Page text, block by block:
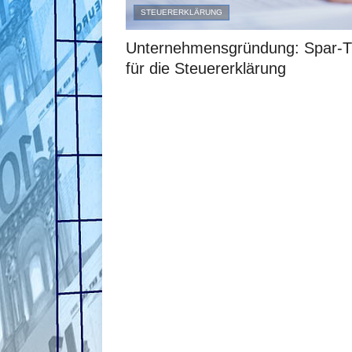
STEUERERKLÄRUNG
Unternehmensgründung: Spar-
für die Steuererklärung